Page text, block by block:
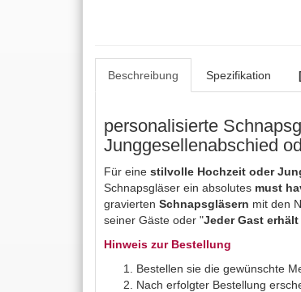
Beschreibung Spezifikation
personalisierte
Junggesellenabschied
Für eine stilvolle Hochzeit oder
Schnapsgläser ein absolutes must
gravierten Schnapsgläsern mit den
seiner Gäste oder "Jeder Gast
Hinweis zur Bestellung
Bestellen sie die gewünschte
Nach erfolgter Bestellung